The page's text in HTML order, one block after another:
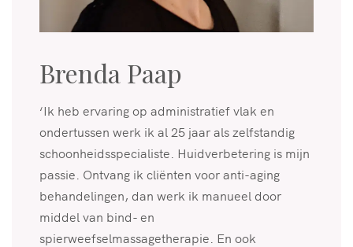
Brenda Paap
‘Ik heb ervaring op administratief vlak en
ondertussen werk ik al 25 jaar als zelfstandig
schoonheidsspecialiste. Huidverbetering is mijn
passie. Ontvang ik cliënten voor anti-aging
behandelingen, dan werk ik manueel door
middel van bind- en
spierweefselmassagetherapie. En ook